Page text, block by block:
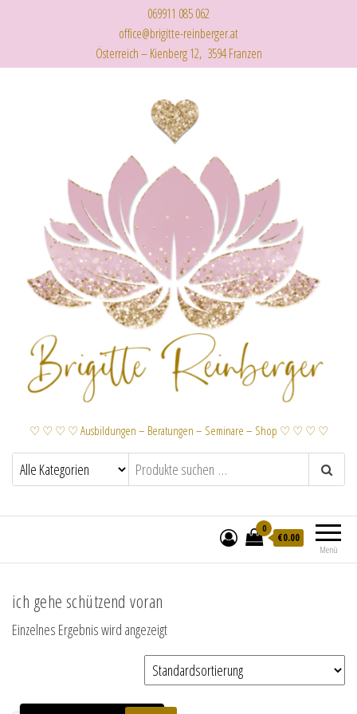
069911 085 062
office@brigitte-reinberger.at
Österreich – Kienberg 12, 3594 Franzen
♡ ♡ ♡ ♡ Ausbildungen – Beratungen – Seminare – Shop ♡ ♡ ♡ ♡
Menü
0
€0.00
ich gehe schützend voran
Einzelnes Ergebnis wird angezeigt